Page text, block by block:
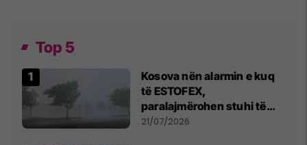
Top 5
Kosova nën alarmin e kuq
të ESTOFEX,
paralajmërohen stuhi të
fuqishme me breshër dhe
21/07/2026